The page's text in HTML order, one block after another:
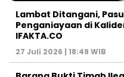
Lambat Ditangani,
Penganiayaan di
IFAKTA.CO
27 Juli 2026 | 18:49 WIB